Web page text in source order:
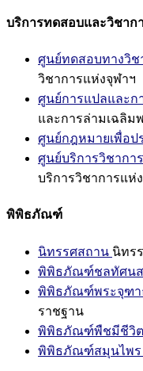
บริการทดสอบและวิชาก
ศูนย์ทดสอบทางวิช
วิชาการแห่งจุฬาฯ
ศูนย์การแปลและก
และการล่ามเฉลิม
ศูนย์กฎหมายเพื่อป
ศูนย์บริการวิชากา
บริการวิชาการแห่
พิพิธภัณฑ์
นิทรรศสถาน นิทร
พิพิธภัณฑ์ชลทัศน
พิพิธภัณฑ์พระจุฑา
ราชฐาน
พิพิธภัณฑ์พืชมีชีวิต
พิพิธภัณฑ์สมุนไพร